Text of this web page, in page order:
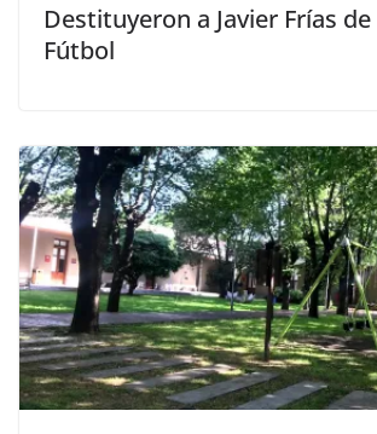
Destituyeron a Javier Frías
Fútbol